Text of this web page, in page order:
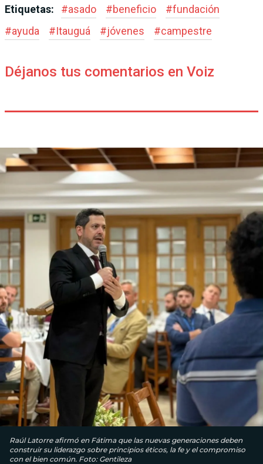
Etiquetas: #asado #beneficio #fundación
#ayuda #Itauguá #jóvenes #campestre
Déjanos tus comentarios en Voiz
Raúl Latorre afirmó en Fátima que las nuevas generaciones deben
construir su liderazgo sobre principios éticos, la fe y el compromiso
con el bien común. Foto: Gentileza